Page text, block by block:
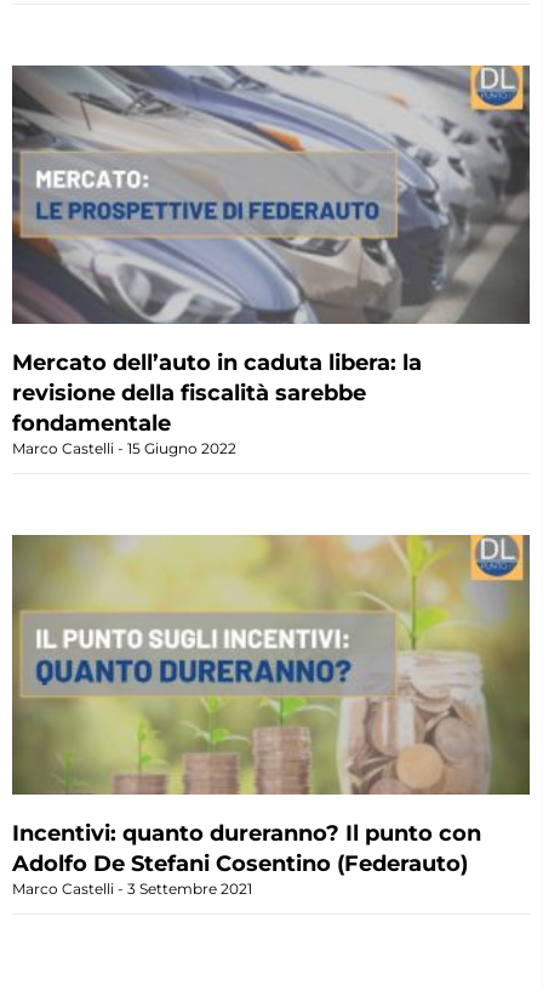
Mercato dell’auto in caduta libera: la
revisione della fiscalità sarebbe
fondamentale
Marco Castelli 15 Giugno 2022
Incentivi: quanto dureranno? Il punto con
Adolfo De Stefani Cosentino (Federauto)
Marco Castelli 3 Settembre 2021